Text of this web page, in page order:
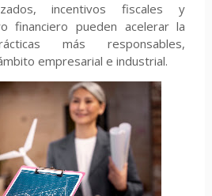
incentivos fiscales y
financiero pueden acelerar la
más responsables,
empresarial e industrial.